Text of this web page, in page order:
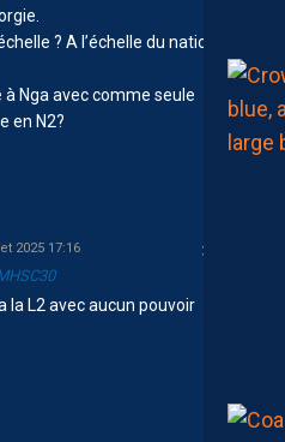
? A l’échelle du national
Nga avec comme seule
en N2?
2025 17:16
la L2 avec aucun pouvoir